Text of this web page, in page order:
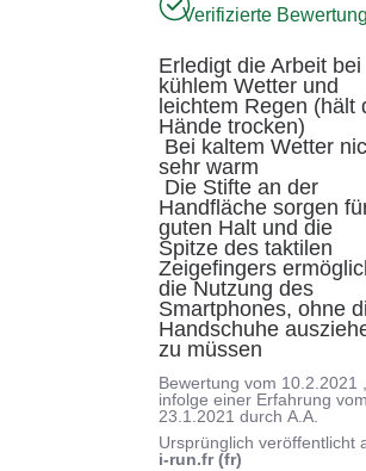
Verifizierte
Erledigt die Arbeit bei
kühlem Wetter und
leichtem Regen (hält
Hände trocken)
sehr warm
Handfläche sorgen
guten Halt und die
Spitze des taktilen
Zeigefingers
die Nutzung des
Smartphones, ohne
Handschuhe
zu müssen
Bewertung vom 10.2.2021
infolge einer Erfahrung
23.1.2021 durchA.A.
Ursprünglich veröffentlicht
i-run.fr (fr)